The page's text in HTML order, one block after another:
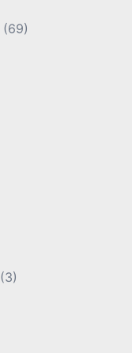
(69)
(3)